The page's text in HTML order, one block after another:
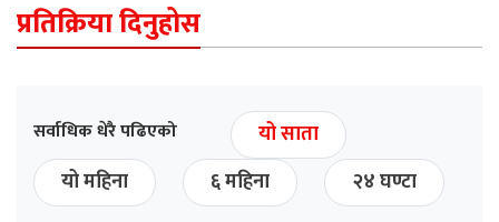
प्रतिक्रिया दिनुहोस
सर्वाधिक धेरै पढिएको
यो साता
यो महिना
६ महिना २४ घण्टा